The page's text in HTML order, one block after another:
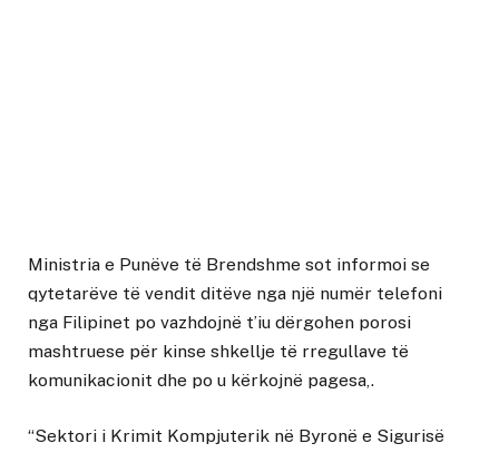
Ministria e Punëve të Brendshme sot informoi se
qytetarëve të vendit ditëve nga një numër telefoni
nga Filipinet po vazhdojnë t’iu dërgohen porosi
mashtruese për kinse shkellje të rregullave të
komunikacionit dhe po u kërkojnë pagesa,.
“Sektori i Krimit Kompjuterik në Byronë e Sigurisë